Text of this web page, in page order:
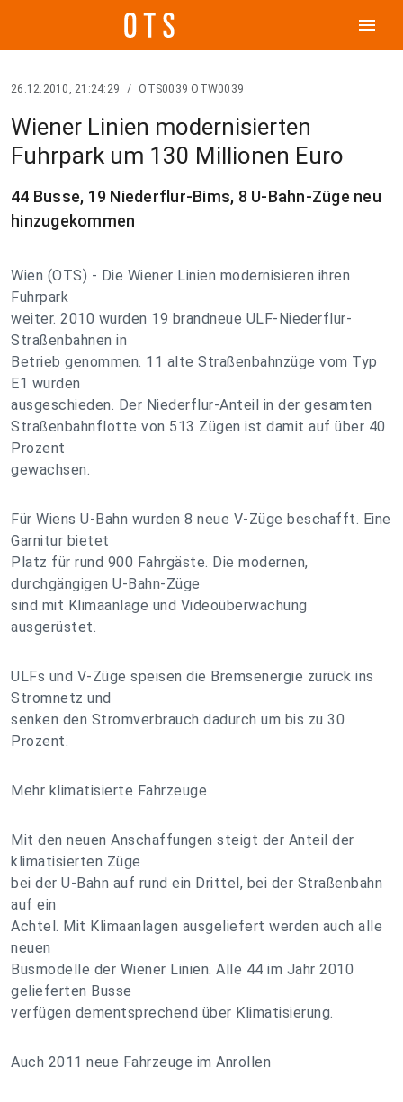
menu
26.12.2010, 21:24:29 / OTS0039 OTW0039
Wiener Linien modernisierten
Fuhrpark um 130 Millionen Euro
44 Busse, 19 Niederflur-Bims, 8 U-Bahn-Züge neu
hinzugekommen
Wien (OTS) - Die Wiener Linien modernisieren ihren
Fuhrpark
weiter. 2010 wurden 19 brandneue ULF-Niederflur-
Straßenbahnen in
Betrieb genommen. 11 alte Straßenbahnzüge vom Typ
E1 wurden
ausgeschieden. Der Niederflur-Anteil in der gesamten
Straßenbahnflotte von 513 Zügen ist damit auf über 40
Prozent
gewachsen.
Für Wiens U-Bahn wurden 8 neue V-Züge beschafft. Eine
Garnitur bietet
Platz für rund 900 Fahrgäste. Die modernen,
durchgängigen U-Bahn-Züge
sind mit Klimaanlage und Videoüberwachung
ausgerüstet.
ULFs und V-Züge speisen die Bremsenergie zurück ins
Stromnetz und
senken den Stromverbrauch dadurch um bis zu 30
Prozent.
Mehr klimatisierte Fahrzeuge
Mit den neuen Anschaffungen steigt der Anteil der
klimatisierten Züge
bei der U-Bahn auf rund ein Drittel, bei der Straßenbahn
auf ein
Achtel. Mit Klimaanlagen ausgeliefert werden auch alle
neuen
Busmodelle der Wiener Linien. Alle 44 im Jahr 2010
gelieferten Busse
verfügen dementsprechend über Klimatisierung.
Auch 2011 neue Fahrzeuge im Anrollen